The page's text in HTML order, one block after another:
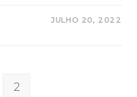
JULHO 20, 2022
2